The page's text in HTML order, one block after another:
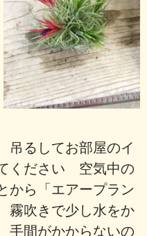
るしてお部屋のイ
ください 空気中の
から「エアープラン
霧吹きで少し水をか
間がかからないの